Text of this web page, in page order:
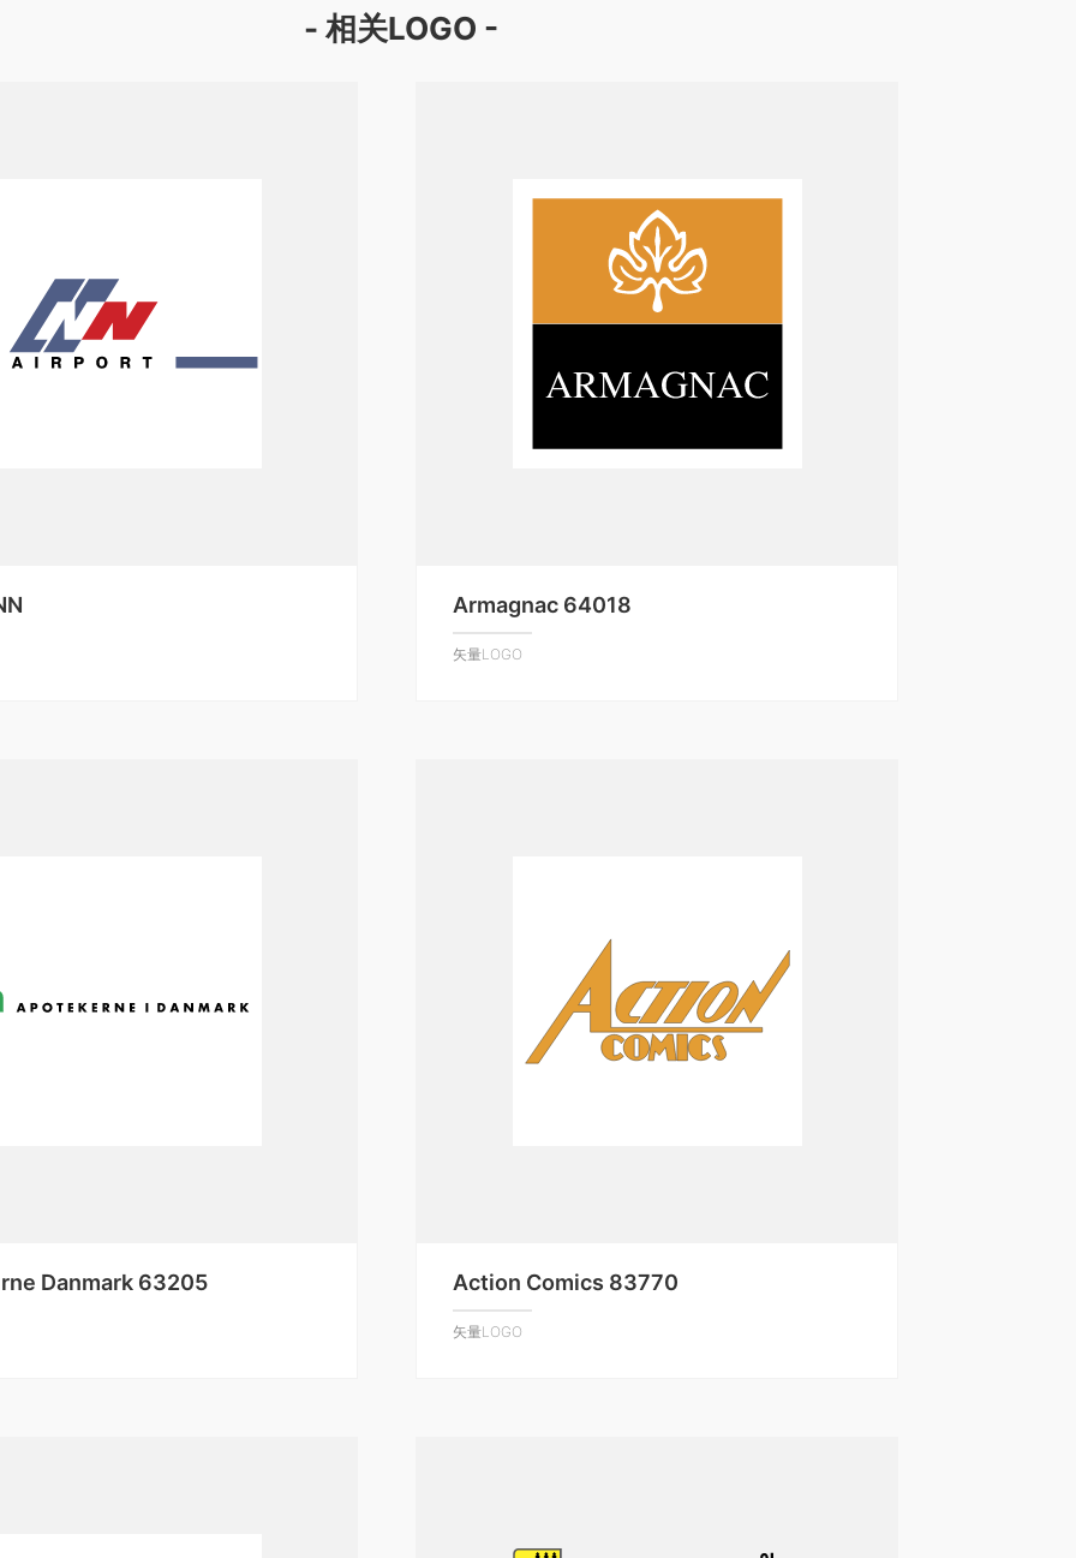
- 相关LOGO -
Armagnac 64018
矢量LOGO
Danmark 63205 Action Comics 83770
矢量LOGO